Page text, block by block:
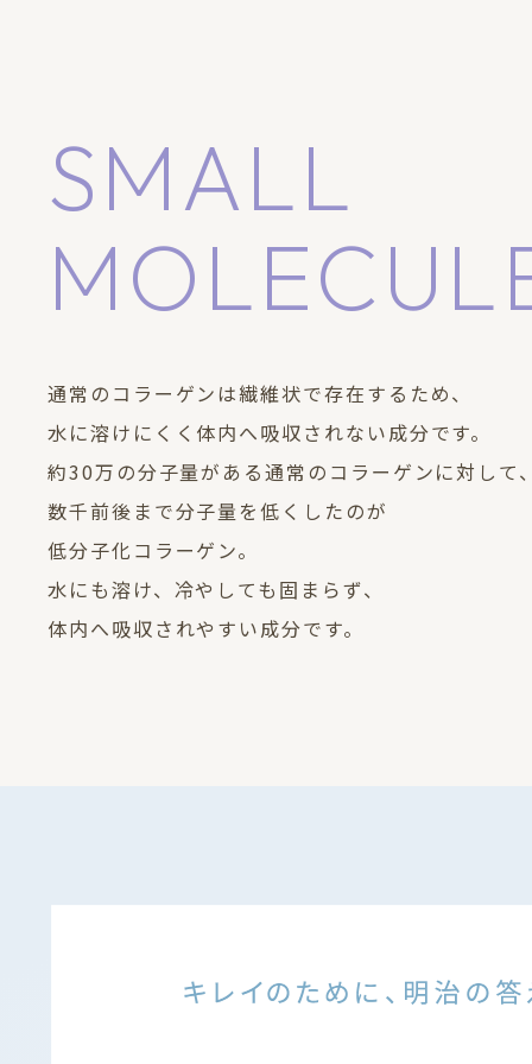
SMALL
通常のコラーゲンは繊維状で存在するため、
水に溶けにくく体内へ吸収されない成分です。
約30万の分子量がある通常のコラーゲンに対して
数千前後まで分子量を低くしたのが
低分子化コラーゲン。
水にも溶け、冷やしても固まらず、
体内へ吸収されやすい成分です。